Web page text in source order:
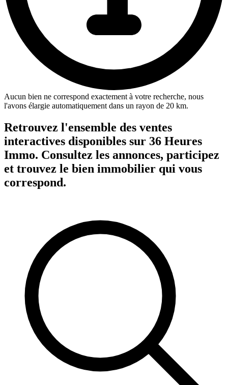
Aucun bien ne correspond exactement à votre recherche, nous
l'avons élargie automatiquement dans un rayon de 20 km.
Retrouvez l'ensemble des ventes
interactives disponibles sur 36 Heures
Immo. Consultez les annonces, participez
et trouvez le bien immobilier qui vous
correspond.